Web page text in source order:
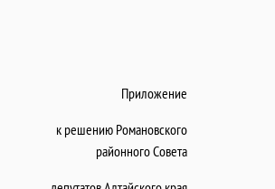
Приложение
к решению Романовского
районного Совета